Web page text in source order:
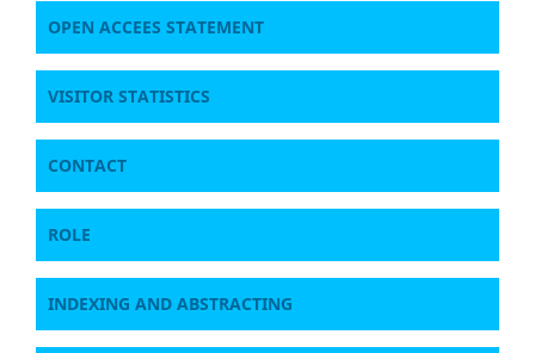
OPEN ACCEES STATEMENT
VISITOR STATISTICS
CONTACT
ROLE
INDEXING AND ABSTRACTING